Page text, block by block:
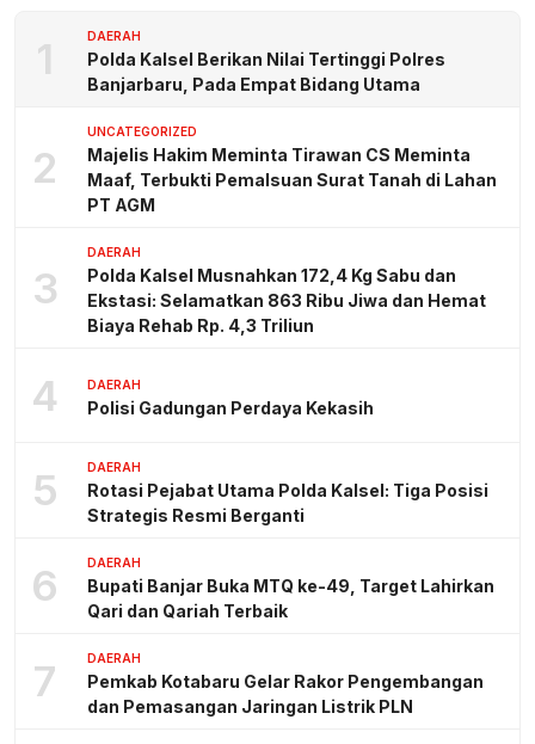
1 DAERAH
Polda Kalsel Berikan Nilai Tertinggi Polres
Banjarbaru, Pada Empat Bidang Utama
2
UNCATEGORIZED
Majelis Hakim Meminta Tirawan CS Meminta
Maaf, Terbukti Pemalsuan Surat Tanah di Lahan
PT AGM
3
DAERAH
Polda Kalsel Musnahkan 172,4 Kg Sabu dan
Ekstasi: Selamatkan 863 Ribu Jiwa dan Hemat
Biaya Rehab Rp. 4,3 Triliun
4 DAERAH
Polisi Gadungan Perdaya Kekasih
5 DAERAH
Rotasi Pejabat Utama Polda Kalsel: Tiga Posisi
Strategis Resmi Berganti
6 DAERAH
Bupati Banjar Buka MTQ ke-49, Target Lahirkan
Qari dan Qariah Terbaik
7 DAERAH
Pemkab Kotabaru Gelar Rakor Pengembangan
dan Pemasangan Jaringan Listrik PLN